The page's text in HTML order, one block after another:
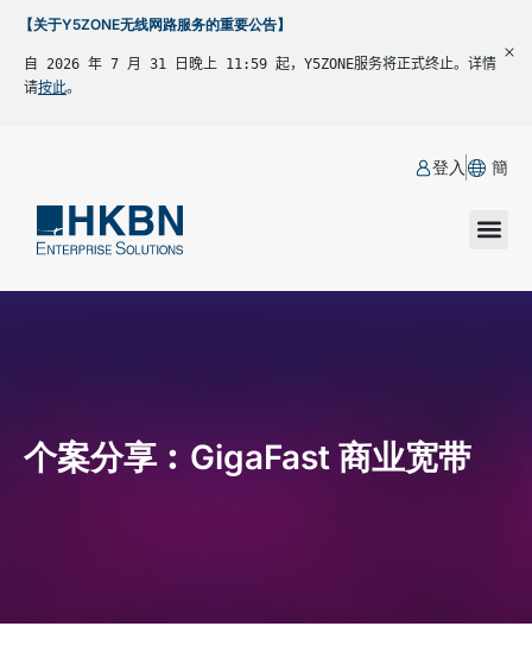
【关于Y5ZONE无线网路服务的重要公告】
自 2026 年 7 月 31 日晚上 11:59 起，Y5ZONE服务将正式终止。详情
请按此。
登入 簡
个案分享︰GigaFast 商业宽带